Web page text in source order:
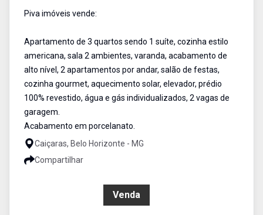
Piva imóveis vende:
Apartamento de 3 quartos sendo 1 suíte, cozinha estilo
americana, sala 2 ambientes, varanda, acabamento de
alto nível, 2 apartamentos por andar, salão de festas,
cozinha gourmet, aquecimento solar, elevador, prédio
100% revestido, água e gás individualizados, 2 vagas de
garagem.
Acabamento em porcelanato.
Caiçaras, Belo Horizonte - MG
Compartilhar
Venda